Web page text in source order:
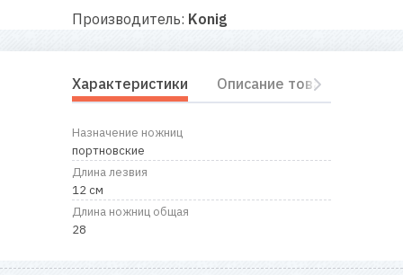
Полезные
советы
Контакты
нас
Производитель: Konig
Характеристики Описание товара
Назначение ножниц
портновские
Длина лезвия
12 см
Длина ножниц общая
28